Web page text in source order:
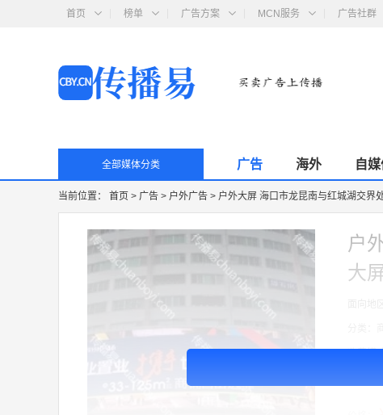
首页 榜单 广告方案 MCN服务 广告社群
全部媒体分类 广告 海外 自
当前位置： 首页 > 广告 > 户外广告 > 户外大屏 海口市龙昆南与红城湖交界
户
大